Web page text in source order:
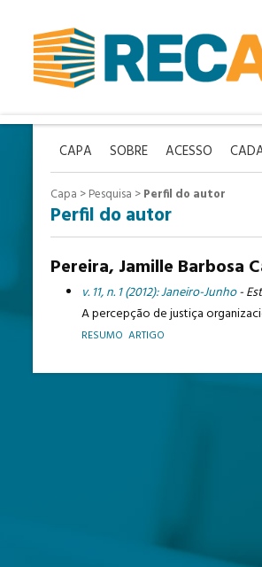
CAPA SOBRE ACESSO
Capa >Pesquisa >Perfil do autor
Perfil do autor
Pereira, Jamille Barbosa
v. 11, n. 1 (2012): Janeiro-Junho-
A percepção de justiça
RESUMO ARTIGO